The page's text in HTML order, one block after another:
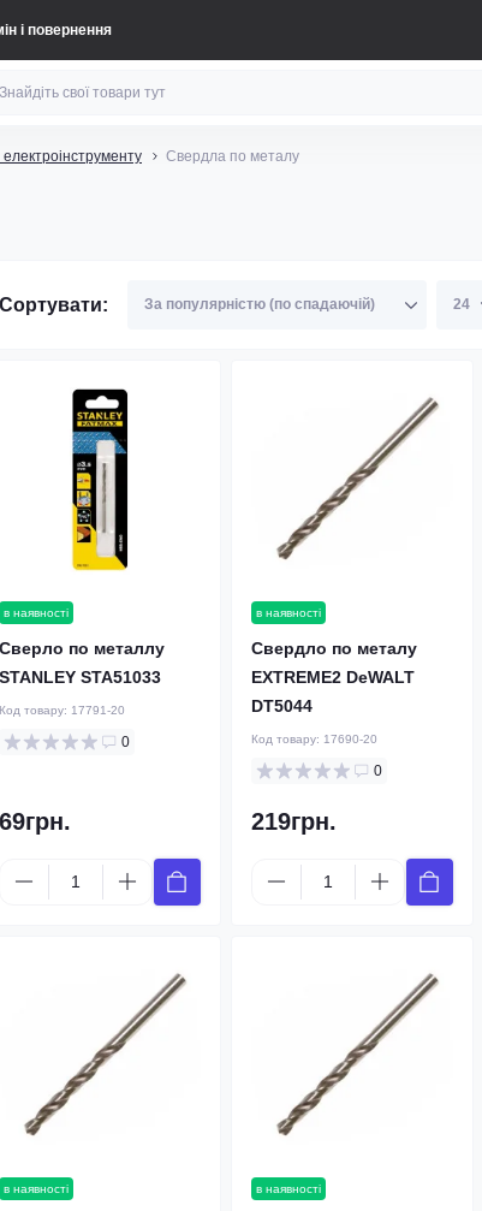
і повернення
Свердла по металу
Сортувати:
в наявності
Cверлo по металлу
STANLEY STA51033
Код товару: 17791-20
0
69грн.
в наявності
Свердло по металу
EXTREME2 DeWALT
DT5044
Код товару: 17690-20
0
219грн.
в наявності в наявності